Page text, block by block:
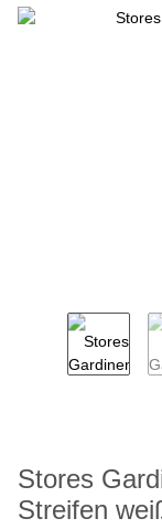
Stores
Streifen